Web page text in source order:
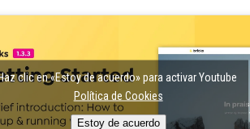
clic en «Estoy de acuerdo» para activar Youtube
Política de Cookies
Estoy de acuerdo